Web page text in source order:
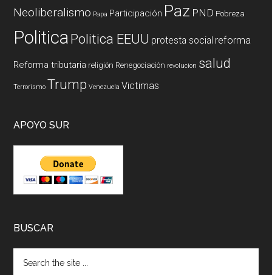
Neoliberalismo Papa Participación Paz PND Pobreza
PoliticaPolitica EEUU protesta social reforma
Reforma tributaria religión Renegociación revolucion salud
Terrorismo Trump Venezuela Victimas
APOYO SUR
BUSCAR